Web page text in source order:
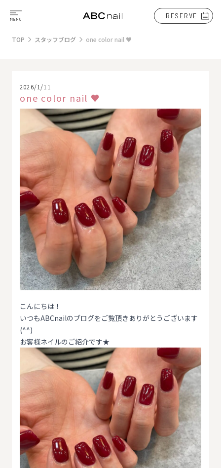
RESERVE
TOP スタッフブログ one color nail ♥
2026/1/11
one color nail ♥
こんにちは！
いつもABCnailのブログをご覧頂きありがとうございます
(^^)
お客様ネイルのご紹介です★